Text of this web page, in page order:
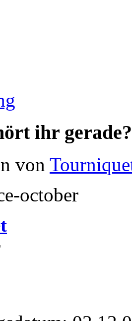
ihr gerade?
von
october